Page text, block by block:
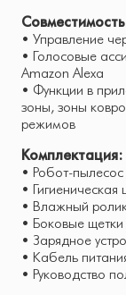
• Управление
• Голосовые
Amazon Alexa
• Функции в
зоны, зоны
режимов
Комплектация:
• Робот-
•
• Влажный
• Боковые щетки
• Зарядное
• Кабель
• Руководство